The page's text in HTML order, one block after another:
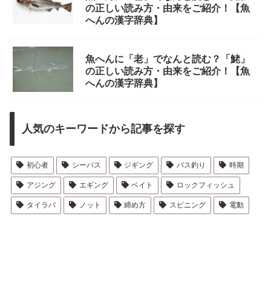
の正しい読み方・由来をご紹介！【魚
へんの漢字辞典】
魚へんに「老」でなんと読む？「鮱」
の正しい読み方・由来をご紹介！【魚
へんの漢字辞典】
人気のキーワードから記事を探す
初心者 シーバス ジギング バス釣り 時期
アジング エギング ベイト ロックフィッシュ
タイラバ ノット 締め方 スピニング 電動